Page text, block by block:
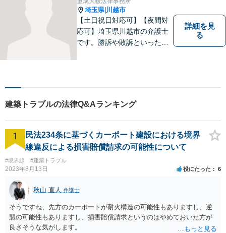
埼玉県| 川越市
【土日祝日対応可】【夜間対
応可】埼玉県川越市の弁護士
です。勝訴や敗訴といった結
い。
詳細を見
る
建築トラブルの法律Q&Aランキング
1
民法234条に基づくカーポート建設における境界
線違反による損害賠償請求の可能性について
#境界線 #建築トラブル
2023年8月13日 役にたった 6
秋山 直人 弁護士
そうですね、先方のカーポートが耐火構造の可能性もありますし、逆
襲の可能性もありますし、損害賠償請求というのはやめておいた方が
良さそうな気がします。